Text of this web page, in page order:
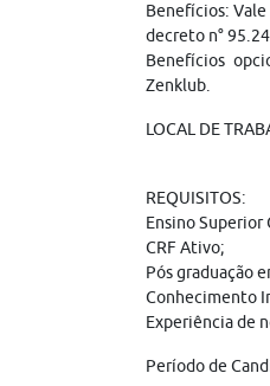
Benefícios:
decreto n°
Benefícios
Zenklub.
LOCAL DE
REQUISITOS:
Ensino Superior
CRF Ativo;
Pós graduação
Conhecimento
Experiência de
Período de